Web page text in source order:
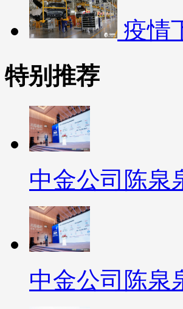
疫情
特别推荐
中金公司陈泉
中金公司陈泉